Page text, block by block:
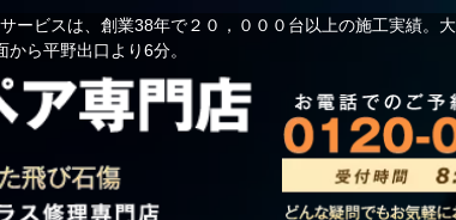
ービスは、創業38年で２０，０００台以上の施工実績。
ら平野出口より6分。